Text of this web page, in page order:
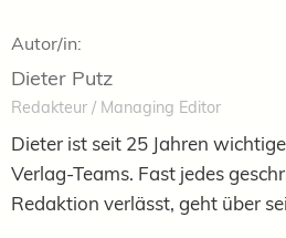
Autor/in:
Dieter Putz
Redakteur / Managing Editor
Dieter ist seit 25 Jahren
Verlag-Teams. Fast jedes
Redaktion verlässt, geht über